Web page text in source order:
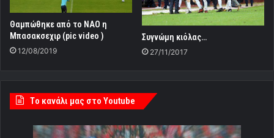
Θαμπώθηκε από το ΝΑΟ η
Μπασακσεχιρ (pic video )
12/08/2019
Συγνώμη κιόλας…
27/11/2017
Tο κανάλι μας στο Youtube